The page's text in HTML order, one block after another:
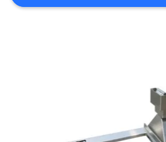
CHIEDI UN